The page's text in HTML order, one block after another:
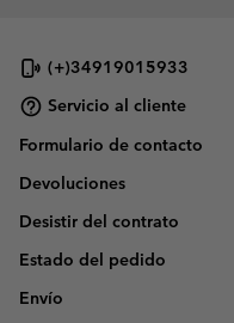
(+)34919015933
Servicio al cliente
Formulario de contacto
Devoluciones
Desistir del contrato
Estado del pedido
Envío